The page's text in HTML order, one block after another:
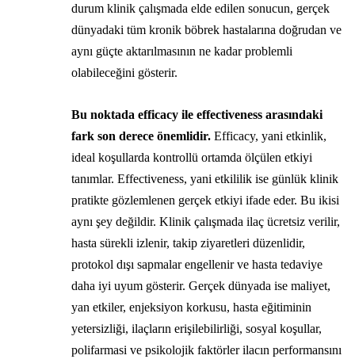
durum klinik çalışmada elde edilen sonucun, gerçek
dünyadaki tüm kronik böbrek hastalarına doğrudan ve
aynı güçte aktarılmasının ne kadar problemli
olabileceğini gösterir.
Bu noktada efficacy ile effectiveness arasındaki
fark son derece önemlidir. Efficacy, yani etkinlik,
ideal koşullarda kontrollü ortamda ölçülen etkiyi
tanımlar. Effectiveness, yani etkililik ise günlük klinik
pratikte gözlemlenen gerçek etkiyi ifade eder. Bu ikisi
aynı şey değildir. Klinik çalışmada ilaç ücretsiz verilir,
hasta sürekli izlenir, takip ziyaretleri düzenlidir,
protokol dışı sapmalar engellenir ve hasta tedaviye
daha iyi uyum gösterir. Gerçek dünyada ise maliyet,
yan etkiler, enjeksiyon korkusu, hasta eğitiminin
yetersizliği, ilaçların erişilebilirliği, sosyal koşullar,
polifarmasi ve psikolojik faktörler ilacın performansını